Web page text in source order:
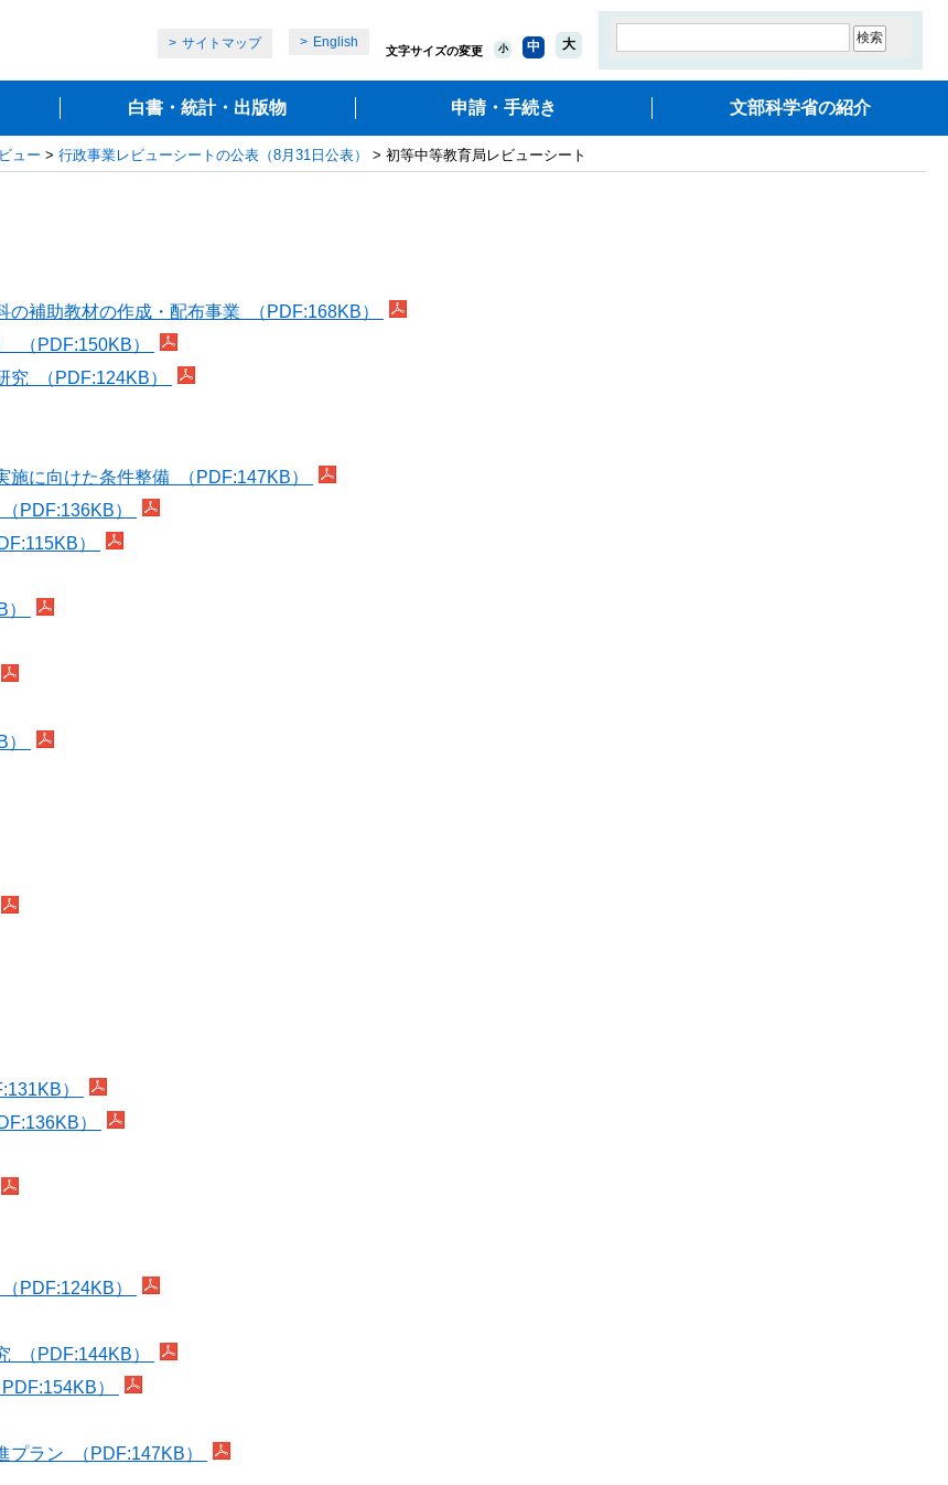
サイトマップ English
文字サイズの変更 小 中 大
白書・統計・出版物 申請・手続き 文部科学省の紹介
ュー > 行政事業レビューシートの公表（8月31日公表） > 初等中等教育局レビューシート
補助教材の作成・配布事業 （PDF:168KB）
（PDF:150KB）
究 （PDF:124KB）
施に向けた条件整備 （PDF:147KB）
PDF:136KB）
）
）
）
）
）
PDF:124KB）
（PDF:144KB）
）
プラン （PDF:147KB）